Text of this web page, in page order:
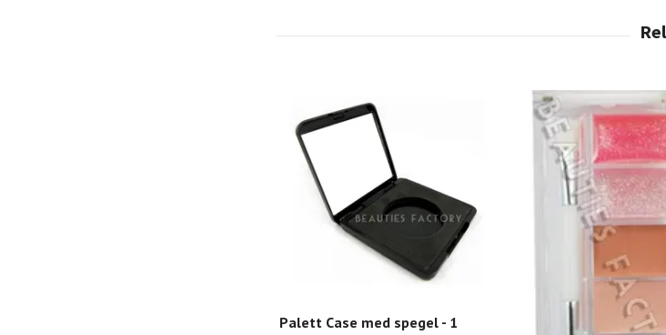
Palett Case med spegel - 1